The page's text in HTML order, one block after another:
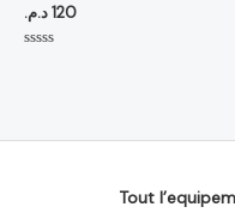
120د.م.
Tout